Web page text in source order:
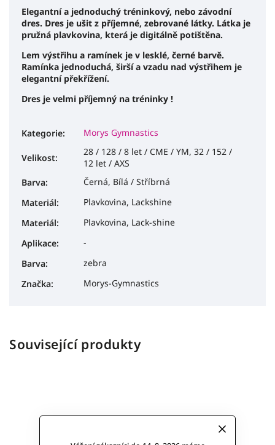
Elegantní a jednoduchý tréninkový, nebo závodní
dres. Dres je ušit z příjemné, zebrované látky. Látka je
pružná plavkovina, která je digitálně potištěna.
Lem výstřihu a ramínek je v lesklé, černé barvě.
Ramínka jednoduchá, širší a vzadu nad výstřihem je
elegantní překřížení.
Dres je velmi příjemný na tréninky !
Kategorie: Morys Gymnastics
Velikost:
28 / 128 / 8 let / CME / YM, 32 / 152 /
12 let / AXS
Barva:
Černá, Bílá / Stříbrná
Materiál:
Plavkovina, Lackshine
Materiál:
Plavkovina, Lack-shine
Aplikace:
-
Barva:
zebra
Značka: Morys-Gymnastics
Související produkty